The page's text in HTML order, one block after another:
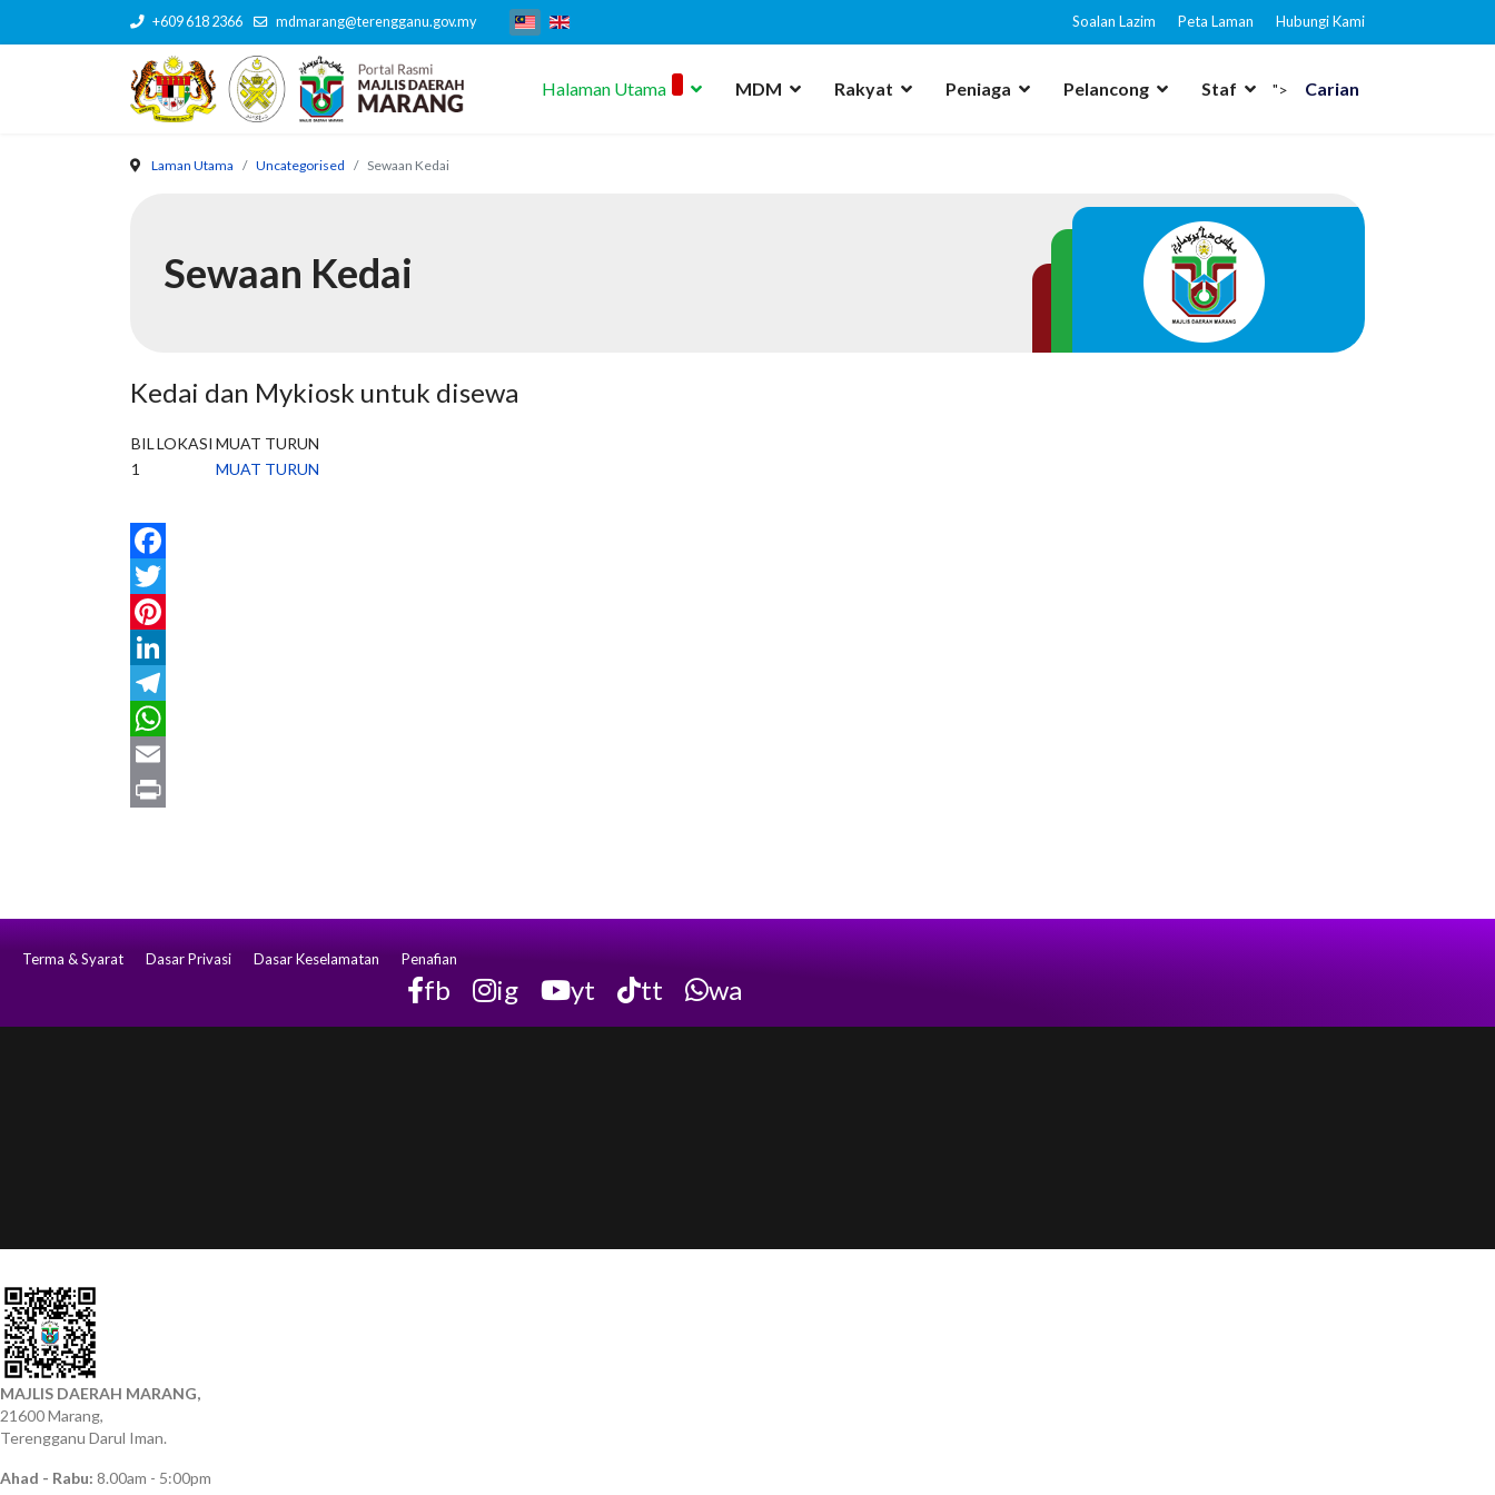
+609 618 2366 mdmarang@terengganu.gov.my Soalan Lazim Peta Laman Hubungi Kami
Halaman Utama MDM Rakyat Peniaga Pelancong Staf "> Carian
Laman Utama Uncategorised Sewaan Kedai
Sewaan Kedai
Kedai dan Mykiosk untuk disewa
BILLOKASI MUAT TURUN
1
MUAT TURUN
Facebook
Twitter
Pinterest
LinkedIn
Telegram
WhatsApp
Email
Terma & Syarat Dasar Privasi Dasar Keselamatan Penafian
fb ig yt tt wa
MAJLIS DAERAH MARANG,
21600 Marang,
Terengganu Darul Iman.
Ahad - Rabu: 8.00am - 5:00pm